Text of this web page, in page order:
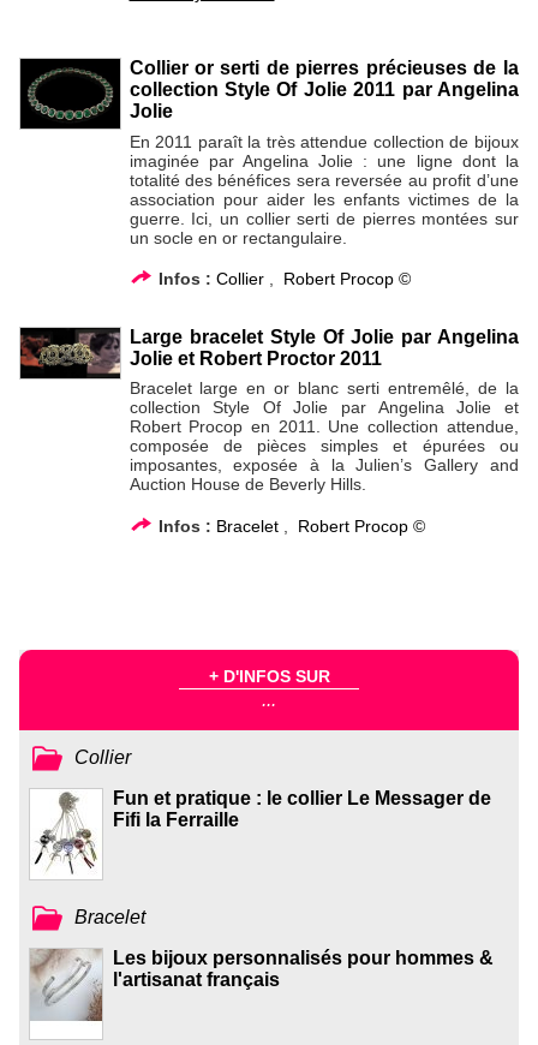
Collier or serti de pierres précieuses de la
collection Style Of Jolie 2011 par Angelina
Jolie
En 2011 paraît la très attendue collection de bijoux
imaginée par Angelina Jolie : une ligne dont la
totalité des bénéfices sera reversée au profit d’une
association pour aider les enfants victimes de la
guerre. Ici, un collier serti de pierres montées sur
un socle en or rectangulaire.
Infos : Collier, Robert Procop ©
Large bracelet Style Of Jolie par Angelina
Jolie et Robert Proctor 2011
Bracelet large en or blanc serti entremêlé, de la
collection Style Of Jolie par Angelina Jolie et
Robert Procop en 2011. Une collection attendue,
composée de pièces simples et épurées ou
imposantes, exposée à la Julien’s Gallery and
Auction House de Beverly Hills.
Infos : Bracelet, Robert Procop ©
+ D'INFOS SUR
...
Collier
Fun et pratique : le collier Le Messager de
Fifi la Ferraille
Bracelet
Les bijoux personnalisés pour hommes &
l'artisanat français